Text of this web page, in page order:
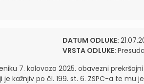
DATUM ODLUKE:
VRSTA ODLUKE: Presuda
7. kolovoza 2025. obavezni prekršajni
kažnjiv po čl. 199. st. 6. ZSPC-a te mu je